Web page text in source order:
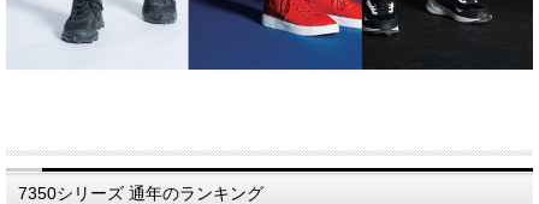
7350シリーズ 通年のランキング